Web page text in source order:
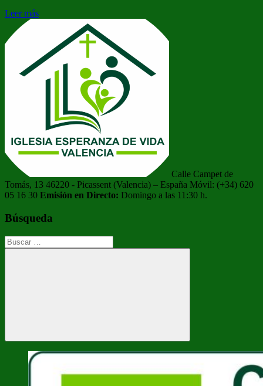
Leer más
Calle Campet de
Tomás, 13 46220 - Picassent (Valencia) – España Móvil: (+34) 620
05 16 30 Emisión en Directo: Domingo a las 11:30 h.
Búsqueda
Buscar:
Buscar